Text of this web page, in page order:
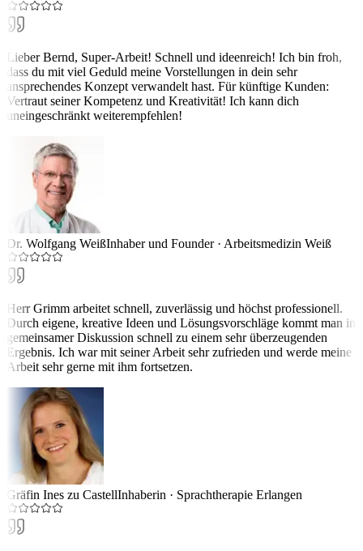
Lieber Bernd, Super-Arbeit! Schnell und ideenreich! Ich bin froh,
dass du mit viel Geduld meine Vorstellungen in dein sehr
ansprechendes Konzept verwandelt hast. Für künftige Kunden:
Vertraut seiner Kompetenz und Kreativität! Ich kann dich
uneingeschränkt weiterempfehlen!
Dr. Wolfgang WeißInhaber und Founder· Arbeitsmedizin Weiß
Herr Grimm arbeitet schnell, zuverlässig und höchst professionell.
Durch eigene, kreative Ideen und Lösungsvorschläge kommt man in
gemeinsamer Diskussion schnell zu einem sehr überzeugenden
Ergebnis. Ich war mit seiner Arbeit sehr zufrieden und werde meine
Arbeit sehr gerne mit ihm fortsetzen.
Gräfin Ines zu CastellInhaberin · Sprachtherapie Erlangen